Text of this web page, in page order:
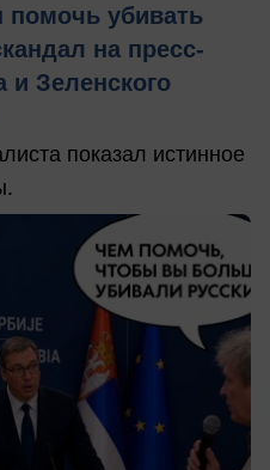
помочь убивать
на пресс-
и Зеленского
показал истинное